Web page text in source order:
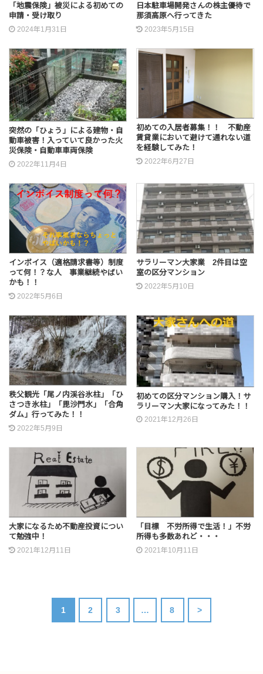
「地震保険」被災による初めての
申請・受け取り
2024年1月31日
日本駐車場開発さんの株主優待で
那須高原へ行ってきた
2023年5月15日
突然の「ひょう」による建物・自
動車被害！入っていて良かった火
災保険・自動車車両保険
2022年11月4日
初めての入居者募集！！ 不動産
賃貸業において避けて通れない道
を経験してみた！
2022年6月27日
インボイス（適格請求書等）制度
って何！？な人 事業継続やばい
かも！！
2022年5月6日
サラリーマン大家業 2件目は空
室の区分マンション
2022年5月10日
秩父観光「尾ノ内渓谷氷柱」「ひ
さつき氷柱」「毘沙門水」「合角
ダム」行ってみた！！
2022年5月9日
初めての区分マンション購入！サ
ラリーマン大家になってみた！！
2021年12月26日
大家になるため不動産投資につい
て勉強中！
2021年12月11日
「目標 不労所得で生活！」不労
所得も多数あれど・・・
2021年10月11日
1 2 3 … 8 >